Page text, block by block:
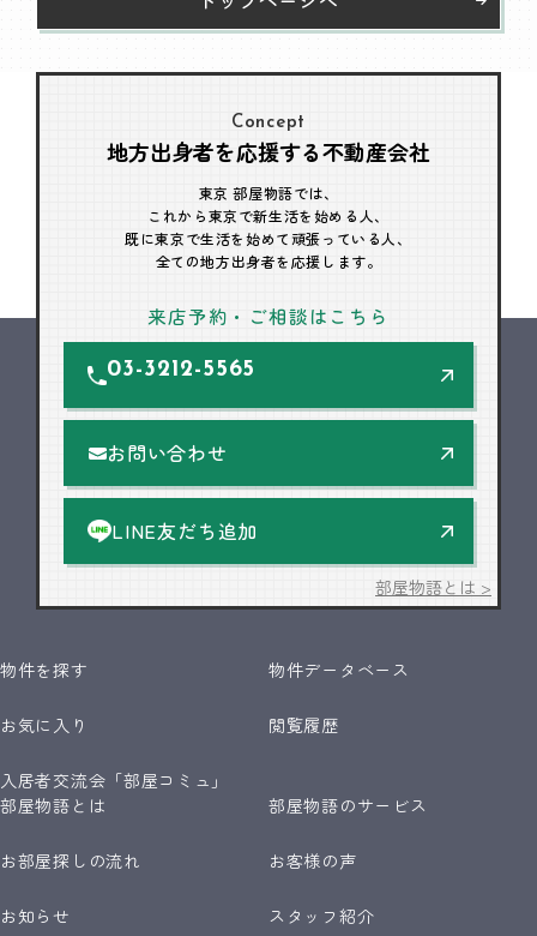
Concept
地方出身者を応援する不動産会社
東京 部屋物語では、
これから東京で新生活を始める人、
既に東京で生活を始めて頑張っている人、
全ての地方出身者を応援します。
来店予約・ご相談はこちら
03-3212-5565
お問い合わせ
LINE友だち追加
部屋物語とは >
物件を探す 物件データベース
お気に入り 閲覧履歴
入居者交流会「部屋コミュ」
部屋物語とは
部屋物語のサービス
お部屋探しの流れ お客様の声
お知らせ スタッフ紹介